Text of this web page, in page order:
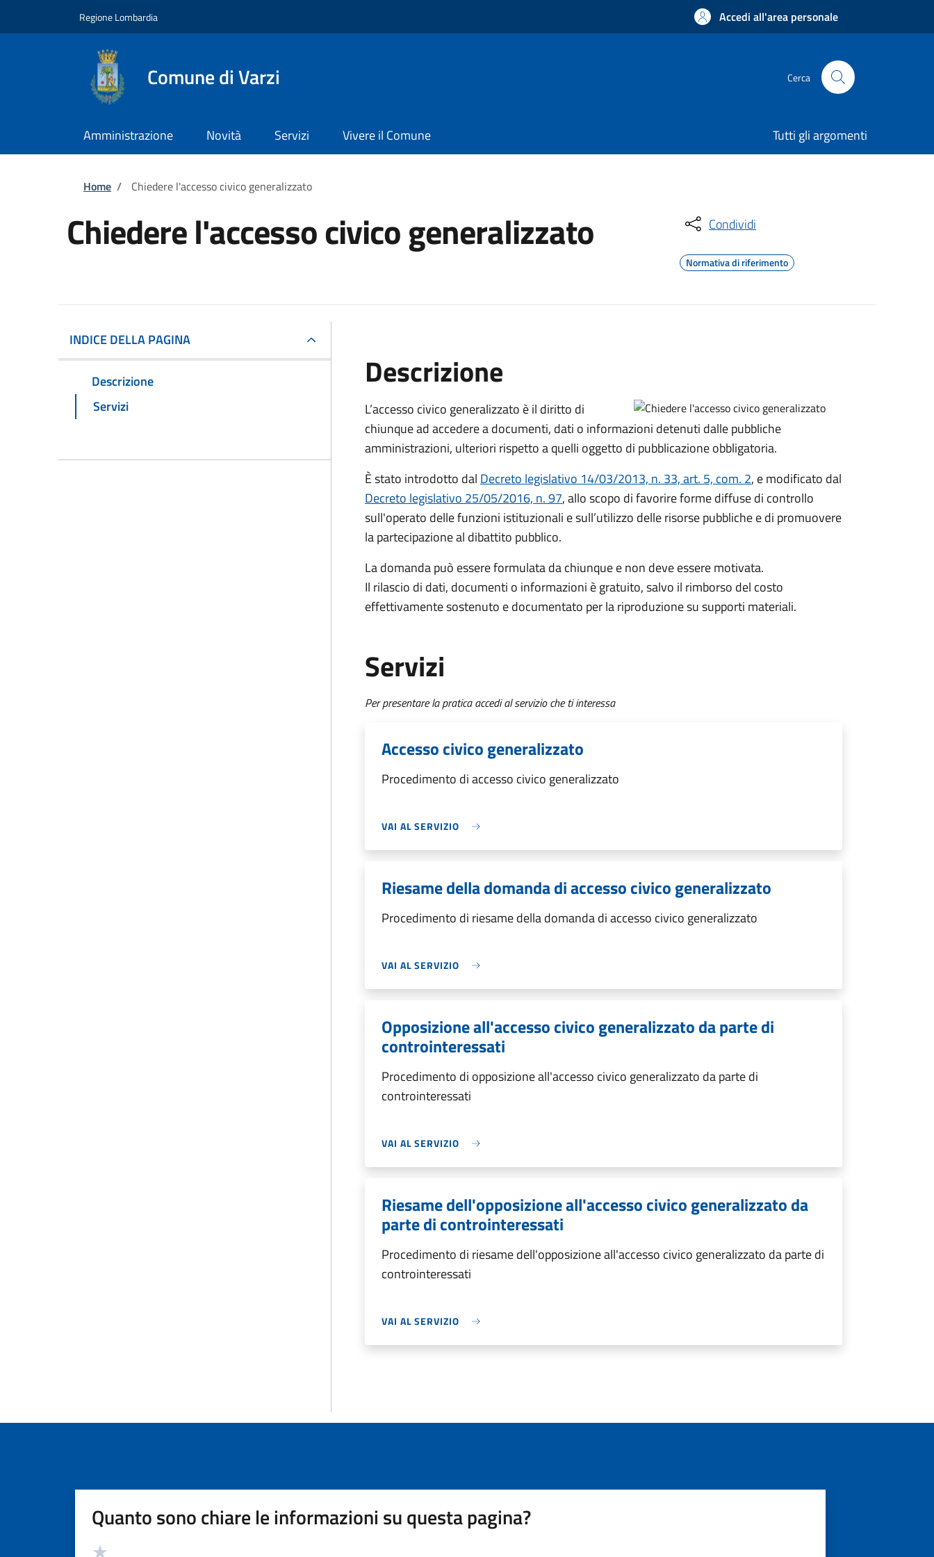
Regione Lombardia Accedi all'area personale
Comune di Varzi Cerca
Amministrazione Novità Servizi Vivere il Comune Tutti gli argomenti
Briciole di pane
Home / Chiedere l'accesso civico generalizzato
Chiedere l'accesso civico generalizzato Condividi
Normativa di riferimento
INDICE DELLA PAGINA
Descrizione
Servizi
Descrizione
L’accesso civico generalizzato è il diritto di
chiunque ad accedere a documenti, dati o informazioni detenuti dalle pubbliche
amministrazioni, ulteriori rispetto a quelli oggetto di pubblicazione obbligatoria.
È stato introdotto dal Decreto legislativo 14/03/2013, n. 33, art. 5, com. 2, e modificato dal
Decreto legislativo 25/05/2016, n. 97, allo scopo di favorire forme diffuse di controllo
sull'operato delle funzioni istituzionali e sull’utilizzo delle risorse pubbliche e di promuovere
la partecipazione al dibattito pubblico.
La domanda può essere formulata da chiunque e non deve essere motivata.
Il rilascio di dati, documenti o informazioni è gratuito, salvo il rimborso del costo
effettivamente sostenuto e documentato per la riproduzione su supporti materiali.
Servizi
Per presentare la pratica accedi al servizio che ti interessa
Accesso civico generalizzato
Procedimento di accesso civico generalizzato
VAI AL SERVIZIO
Riesame della domanda di accesso civico generalizzato
Procedimento di riesame della domanda di accesso civico generalizzato
VAI AL SERVIZIO
Opposizione all'accesso civico generalizzato da parte di
controinteressati
Procedimento di opposizione all'accesso civico generalizzato da parte di
controinteressati
VAI AL SERVIZIO
Riesame dell'opposizione all'accesso civico generalizzato da
parte di controinteressati
Procedimento di riesame dell'opposizione all'accesso civico generalizzato da parte di
controinteressati
VAI AL SERVIZIO
Quanto sono chiare le informazioni su questa pagina?
Valutazione